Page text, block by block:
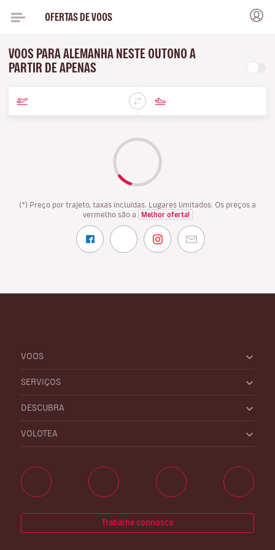
OFERTAS DE VOOS
VOOS PARA ALEMANHA NESTE OUTONO A
PARTIR DE APENAS
(*) Preço por trajeto, taxas incluídas. Lugares limitados. Os preços a
vermelho são a
Melhor oferta!
VOOS
SERVIÇOS
DESCUBRA
VOLOTEA
Trabalhe connosco